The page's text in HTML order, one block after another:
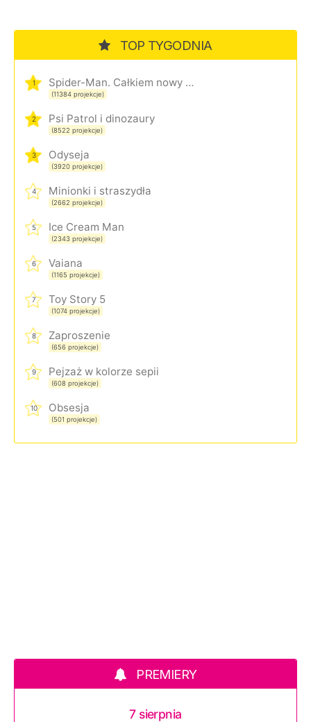
TOP TYGODNIA
1 Spider-Man. Całkiem nowy dzień
(11384 projekcje)
2 Psi Patrol i dinozaury
(8522 projekcje)
3 Odyseja
(3920 projekcje)
4 Minionki i straszydła
(2662 projekcje)
5 Ice Cream Man
(2343 projekcje)
6 Vaiana
(1165 projekcje)
7 Toy Story 5
(1074 projekcje)
8 Zaproszenie
(656 projekcje)
9 Pejzaż w kolorze sepii
(608 projekcje)
10 Obsesja
(501 projekcje)
PREMIERY
7 sierpnia